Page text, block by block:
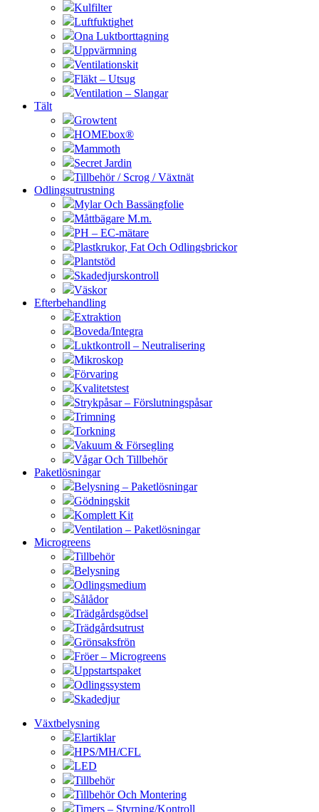
Kulfilter
Luftfuktighet
Ona Luktborttagning
Uppvärmning
Ventilationskit
Fläkt – Utsug
Ventilation – Slangar
Tält
Growtent
HOMEbox®
Mammoth
Secret Jardin
Tillbehör / Scrog / Växtnät
Odlingsutrustning
Mylar Och Bassängfolie
Måttbägare M.m.
PH – EC-mätare
Plastkrukor, Fat Och Odlingsbrickor
Plantstöd
Skadedjurskontroll
Väskor
Efterbehandling
Extraktion
Boveda/Integra
Luktkontroll – Neutralisering
Mikroskop
Förvaring
Kvalitetstest
Strykpåsar – Förslutningspåsar
Trimning
Torkning
Vakuum & Försegling
Vågar Och Tillbehör
Paketlösningar
Belysning – Paketlösningar
Gödningskit
Komplett Kit
Ventilation – Paketlösningar
Microgreens
Tillbehör
Belysning
Odlingsmedium
Sålådor
Trädgårdsgödsel
Trädgårdsutrust
Grönsaksfrön
Fröer – Microgreens
Uppstartspaket
Odlingssystem
Skadedjur
Växtbelysning
Elartiklar
HPS/MH/CFL
LED
Tillbehör
Tillbehör Och Montering
Timers – Styrning/Kontroll